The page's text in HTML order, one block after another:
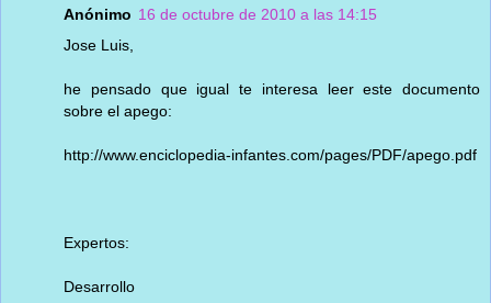
Anónimo 16 de octubre de 2010 a las 14:15
Jose Luis,
he pensado que igual te interesa leer este documento
sobre el apego:
http://www.enciclopedia-infantes.com/pages/PDF/apego.pdf
Expertos:
Desarrollo